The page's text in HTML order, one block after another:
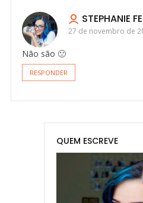
STEPHANIE
27 de novembro de
Não são 🙁
RESPONDER
QUEM ESCREVE